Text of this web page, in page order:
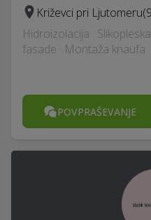
Križevci pri Ljutomeru
Hidroizolacija ·
fasade · Montaža knaufa
POVPRAŠEVANJE